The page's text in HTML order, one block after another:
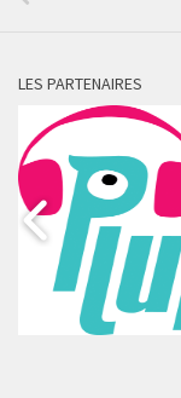
LES PARTENAIRES